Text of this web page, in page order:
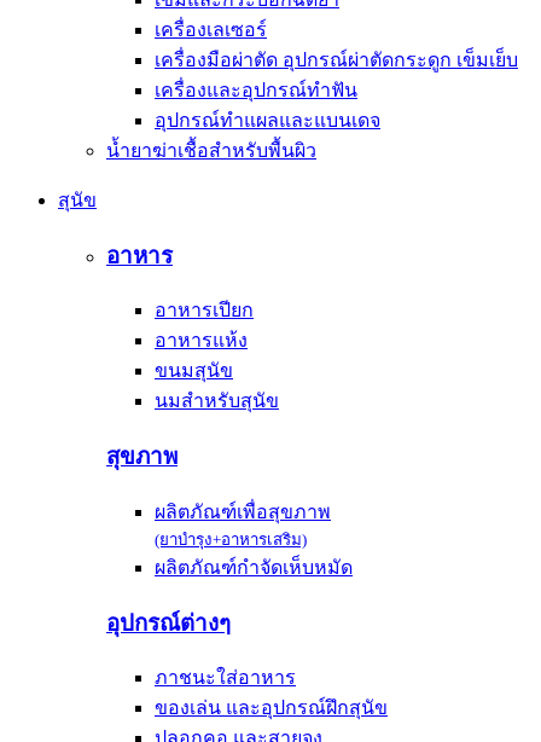
เครื่องเลเซอร์
เครื่องมือผ่าตัด อุปกรณ์ผ่าตัดกระดูก เข็มเย็บ
เครื่องและอุปกรณ์ทำฟัน
อุปกรณ์ทำแผลและแบนเดจ
น้ำยาฆ่าเชื้อสำหรับพื้นผิว
สุนัข
อาหาร
อาหารเปียก
อาหารแห้ง
ขนมสุนัข
นมสำหรับสุนัข
สุขภาพ
ผลิตภัณฑ์เพื่อสุขภาพ
(ยาบำรุง+อาหารเสริม)
ผลิตภัณฑ์กำจัดเห็บหมัด
อุปกรณ์ต่างๆ
ภาชนะใส่อาหาร
ของเล่น และอุปกรณ์ฝึกสุนัข